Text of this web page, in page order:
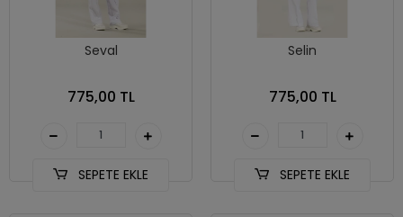
Seval
775,00 TL
SEPETE EKLE
Selin
775,00 TL
SEPETE EKLE